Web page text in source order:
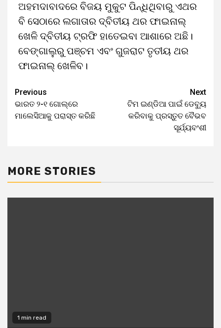
ଅହମଦାବାଦରେ ବିଜୟ ମୁକୁଟ ପିନ୍ଧିଥିବାରୁ ଏଥର
ବି ସେଠାରେ ଲଗାତାର ଦ୍ବିତୀୟ ଥର ଫାଇନାଲ୍‌
ଖେଳି ଦ୍ବିତୀୟ ଟ୍ରଫି ହାତେଇବା ଆଶାରେ ଅଛି।
ବେଙ୍ଗାଲୁରୁ ପଞ୍ଚମ ଏବଂ ଗୁଜରାଟ ତୃତୀୟ ଥର
ଫାଇନାଲ୍‌ ଖେଳିବ।
Continue
Reading
Previous
ଭାରତ ୨-୧ ଗୋଲ୍‌ରେ
ମାଲେସିଆକୁ ପରାସ୍ତ କରିଛି
Next
ଟିମ ଇଣ୍ଡିଆ ପାଇଁ ଡେବ୍ୟୁ
କରିବାକୁ ପ୍ରସ୍ତୁତ ବୈଭବ
ସୂର୍ଯ୍ୟବଂଶୀ
MORE STORIES
1 min read